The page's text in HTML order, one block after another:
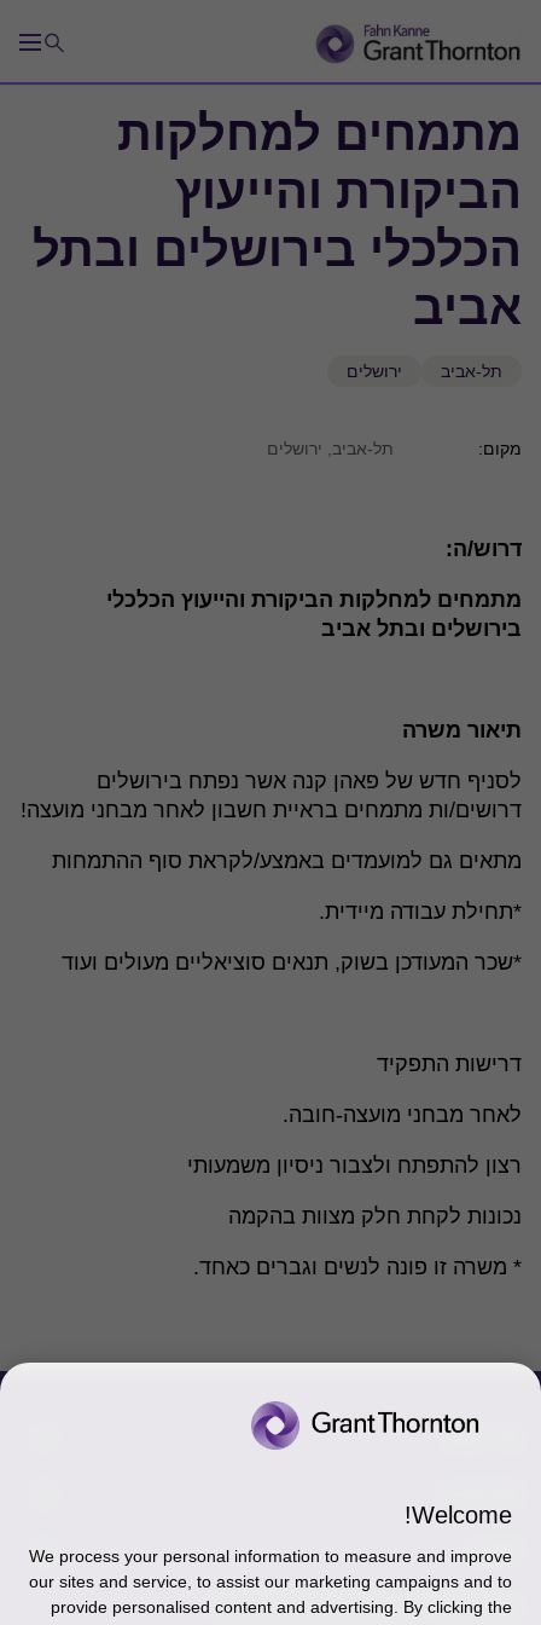
מתמחים למחלקות
הביקורת והייעוץ
הכלכלי בירושלים ובתל
אביב
תל-אביב ירושלים
מקום: תל-אביב, ירושלים
דרוש/ה:
מתמחים למחלקות הביקורת והייעוץ הכלכלי
בירושלים ובתל אביב
תיאור משרה
לסניף חדש של פאהן קנה אשר נפתח בירושלים
דרושים/ות מתמחים בראיית חשבון לאחר מבחני מועצה!
מתאים גם למועמדים באמצע/לקראת סוף ההתמחות
*תחילת עבודה מיידית.
*שכר המעודכן בשוק, תנאים סוציאליים מעולים ועוד
דרישות התפקיד
לאחר מבחני מועצה-חובה.
רצון להתפתח ולצבור ניסיון משמעותי
נכונות לקחת חלק מצוות בהקמה
* משרה זו פונה לנשים וגברים כאחד.
צור קשר
כניסה לעובדים - דוא"ל
אודותינו
זיכרון והנצחה
תקנון
מדיניות הפרטיות
עקבו אחרינו ברשתות החברתיות
Welcome!
We process your personal information to measure and improve
our sites and service, to assist our marketing campaigns and to
provide personalised content and advertising. By clicking the